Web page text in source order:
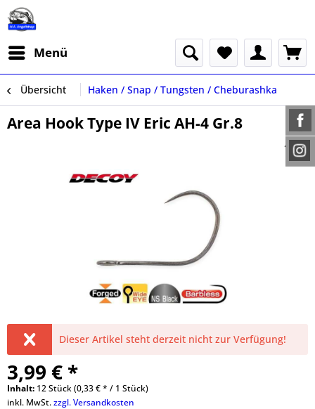
Menü
Übersicht Haken / Snap / Tungsten / Cheburashka
Area Hook Type IV Eric AH-4 Gr.8
Dieser Artikel steht derzeit nicht zur Verfügung!
3,99 € *
Inhalt: 12 Stück (0,33 € * / 1 Stück)
inkl. MwSt.zzgl. Versandkosten